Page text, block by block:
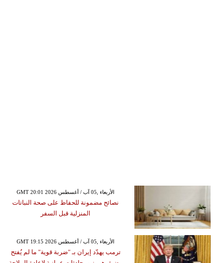
GMT 20:01 2026 الأربعاء ,05 آب / أغسطس
نصائح مضمونة للحفاظ على صحة النباتات
المنزلية قبل السفر
GMT 19:15 2026 الأربعاء ,05 آب / أغسطس
ترمب يهدّد إيران بـ "ضربة قوية" ما لم يُفتح